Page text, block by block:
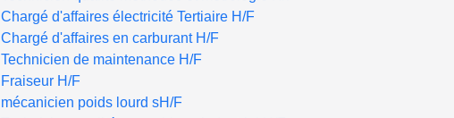
Chargé d'affaires électricité Tertiaire H/F
Chargé d'affaires en carburant H/F
Technicien de maintenance H/F
Fraiseur H/F
mécanicien poids lourd sH/F